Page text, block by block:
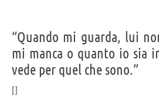
“Quando mi guarda, lui
mi manca o quanto io sia
vede per quel che sono.”